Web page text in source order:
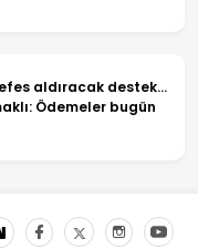
aldıracak destek...
Ödemeler bugün